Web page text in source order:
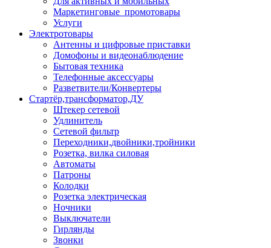
Маркетинговые_промотовары
Услуги
Электротовары
Антенны и цифровые приставки
Домофоны и видеонаблюдение
Бытовая техника
Телефонные аксессуары
Разветвители/Конвертеры
Стартёр,трансформатор,ДУ
Штекер сетевой
Удлинитель
Сетевой фильтр
Переходники,двойники,тройники
Розетка, вилка силовая
Автоматы
Патроны
Колодки
Розетка электрическая
Ночники
Выключатели
Гирлянды
Звонки